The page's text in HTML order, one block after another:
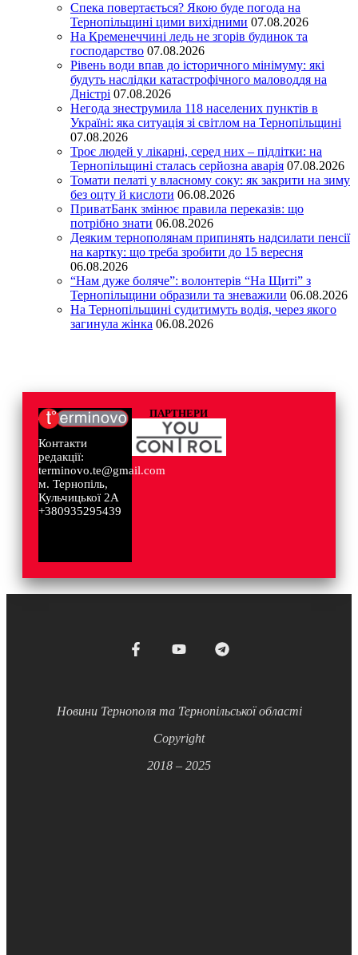
Спека повертається? Якою буде погода на
Тернопільщині цими вихідними 07.08.2026
На Кременеччині ледь не згорів будинок та
господарство 07.08.2026
Рівень води впав до історичного мінімуму: які
будуть наслідки катастрофічного маловоддя на
Дністрі 07.08.2026
Негода знеструмила 118 населених пунктів в
Україні: яка ситуація зі світлом на Тернопільщині
07.08.2026
Троє людей у лікарні, серед них – підлітки: на
Тернопільщині сталась серйозна аварія 07.08.2026
Томати пелаті у власному соку: як закрити на зиму
без оцту й кислоти 06.08.2026
ПриватБанк змінює правила переказів: що
потрібно знати 06.08.2026
Деяким тернополянам припинять надсилати пенсії
на картку: що треба зробити до 15 вересня
06.08.2026
“Нам дуже боляче”: волонтерів “На Щиті” з
Тернопільщини образили та зневажили 06.08.2026
На Тернопільщині судитимуть водія, через якого
загинула жінка 06.08.2026
Контакти
редакції:
terminovo.te@gmail.com
м. Тернопіль,
Кульчицької 2А
+380935295439
ПАРТНЕРИ
Новини Тернополя та Тернопільської області
Copyright
2018 – 2025